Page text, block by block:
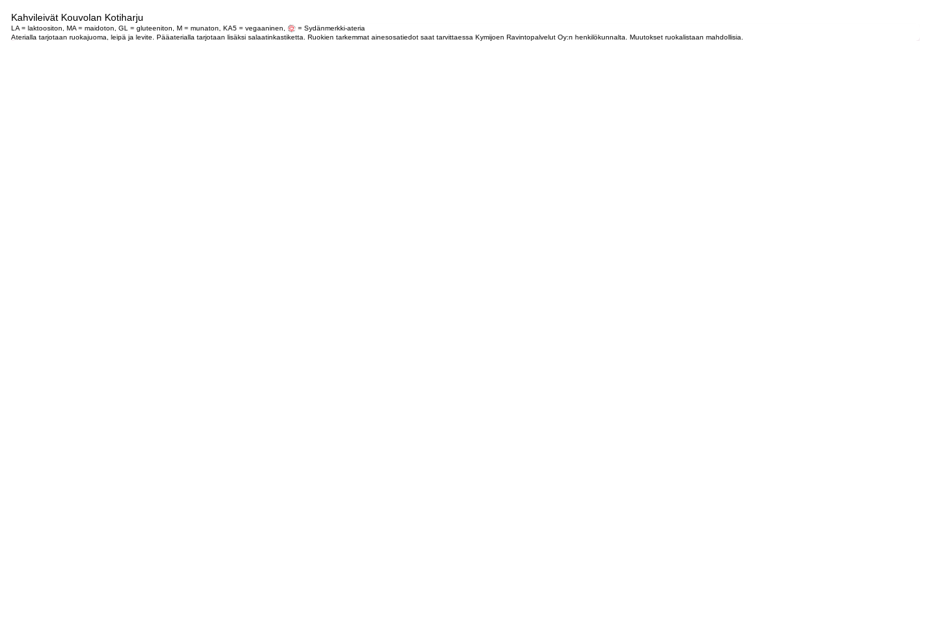
Kahvileivät Kouvolan Kotiharju
LA = laktoositon, MA = maidoton, GL = gluteeniton, M = munaton, KA5 = vegaaninen,
= Sydänmerkki-ateria
Aterialla tarjotaan ruokajuoma, leipä ja levite. Pääaterialla tarjotaan lisäksi salaatinkastiketta. Ruokien tarkemmat ainesosatiedot saat tarvittaessa Kymijoen Ravintopalvelut Oy:n henkilökunnalta. Muutokset ruokalistaan mahdollisia.